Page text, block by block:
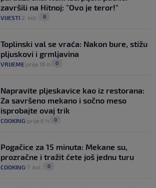
završili na Hitnoj: "Ovo je teror!"
VIJESTI 2. kol. 8
Toplinski val se vraća: Nakon bure, stižu
pljuskovi i grmljavina
VRIJEME prije 16 h 0
Napravite pljeskavice kao iz restorana:
Za savršeno mekano i sočno meso
isprobajte ovaj trik
COOKING prije 6 h 0
Pogačice za 15 minuta: Mekane su,
prozračne i tražit ćete još jednu turu
COOKING 7. kol. 0